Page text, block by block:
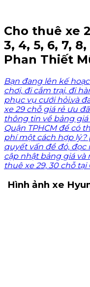
Cho thuê xe
3, 4, 5, 6, 7, 8,
Phan Thiết
Bạn đang lên kế
chơi, đi cắm trại, đi
phục vụ cưới hỏi,và
xe 29 chỗ giá rẻ ưu
thông tin về bảng
Quận TPHCM để có
phí một cách hợp lý?
quyết vấn đề đó, đọc
cập nhật bảng giá và
thuê xe29, 30 chỗ tại
Hình ảnh xe